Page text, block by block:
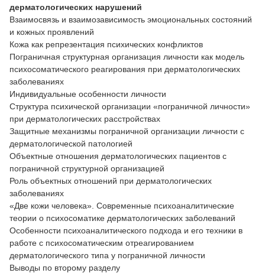
дерматологических нарушений
Взаимосвязь и взаимозависимость эмоциональных состояний
и кожных проявлений
Кожа как репрезентация психических конфликтов
Пограничная структурная организация личности как модель
психосоматического реагирования при дерматологических
заболеваниях
Индивидуальные особенности личности
Структура психической организации «пограничной личности»
при дерматологических расстройствах
Защитные механизмы пограничной организации личности с
дерматологической патологией
Объектные отношения дерматологических пациентов с
пограничной структурной организацией
Роль объектных отношений при дерматологических
заболеваниях
«Две кожи человека». Современные психоаналитические
теории о психосоматике дерматологических заболеваний
Особенности психоаналитического подхода и его техники в
работе с психосоматическим отреагированием
дерматологического типа у пограничной личности
Выводы по второму разделу